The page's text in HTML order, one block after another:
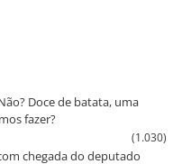
Doce de batata, uma
fazer?
(1.030)
chegada do deputado